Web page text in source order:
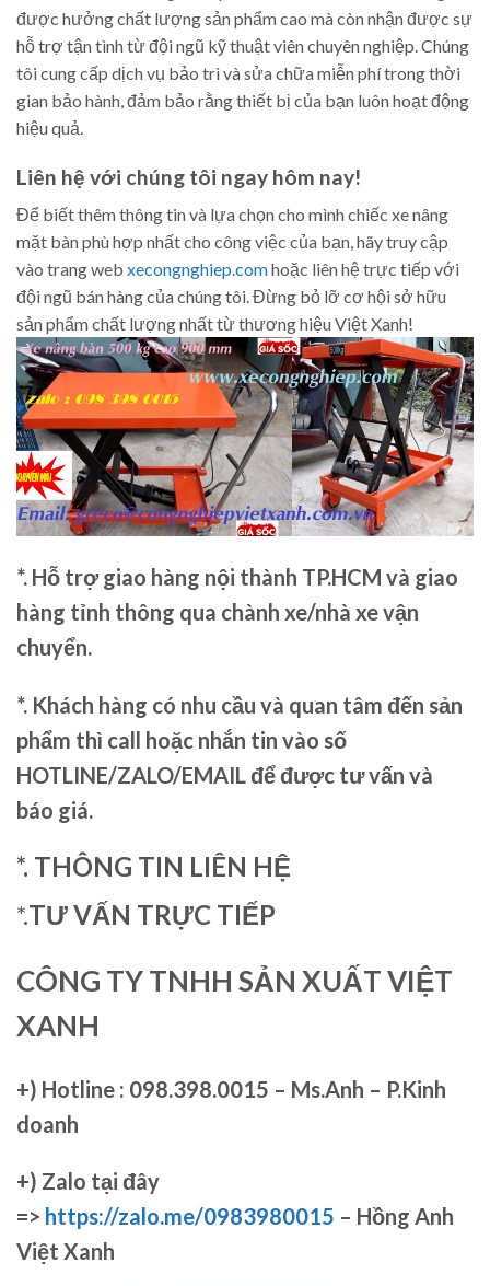
được hưởng chất lượng sản phẩm cao mà còn nhận được sự
hỗ trợ tận tình từ đội ngũ kỹ thuật viên chuyên nghiệp. Chúng
tôi cung cấp dịch vụ bảo trì và sửa chữa miễn phí trong thời
gian bảo hành, đảm bảo rằng thiết bị của bạn luôn hoạt động
hiệu quả.
Liên hệ với chúng tôi ngay hôm nay!
Để biết thêm thông tin và lựa chọn cho mình chiếc xe nâng
mặt bàn phù hợp nhất cho công việc của bạn, hãy truy cập
vào trang web xecongnghiep.comhoặc liên hệ trực tiếp với
đội ngũ bán hàng của chúng tôi. Đừng bỏ lỡ cơ hội sở hữu
sản phẩm chất lượng nhất từ thương hiệu Việt Xanh!
*. Hỗ trợ giao hàng nội thành TP.HCM và giao
hàng tỉnh thông qua chành xe/nhà xe vận
chuyển.
*. Khách hàng có nhu cầu và quan tâm đến sản
phẩm thì call hoặc nhắn tin vào số
HOTLINE/ZALO/EMAIL để được tư vấn và
báo giá.
*. THÔNG TIN LIÊN HỆ
*.TƯ VẤN TRỰC TIẾP
CÔNG TY TNHH SẢN XUẤT VIỆT
XANH
+) Hotline : 098.398.0015 – Ms.Anh – P.Kinh
doanh
+) Zalo tại đây
=> https://zalo.me/0983980015 – Hồng Anh
Việt Xanh